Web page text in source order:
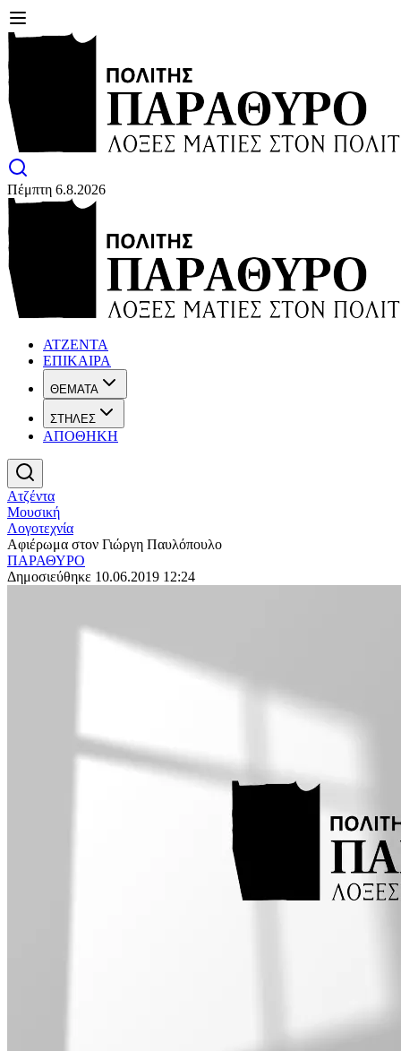
Πέμπτη 6.8.2026
ΑΤΖΕΝΤΑ
ΕΠΙΚΑΙΡΑ
ΘΕΜΑΤΑ
ΣΤΗΛΕΣ
ΑΠΟΘΗΚΗ
Ατζέντα
Μουσική
Λογοτεχνία
Αφιέρωμα στον Γιώργη Παυλόπουλο
ΠΑΡΑΘΥΡΟ
Δημοσιεύθηκε 10.06.2019 12:24